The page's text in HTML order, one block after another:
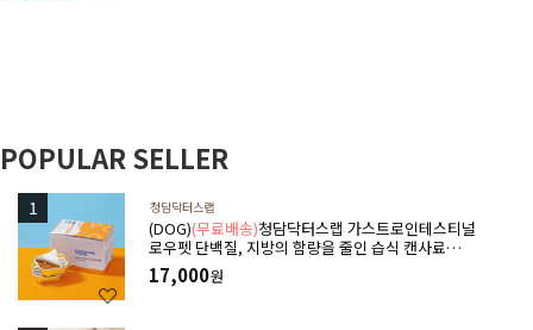
POPULAR SELLER
청담닥터스랩
(DOG)(무료배송)청담닥터스랩 가스트로인테스티널
로우펫 단백질, 지방의 함량을 줄인 습식 캔사료
600g(100gx6ea) 저지방처방습식,췌장염 ,소화기질
환,고지혈증,담낭슬러지
17,000원